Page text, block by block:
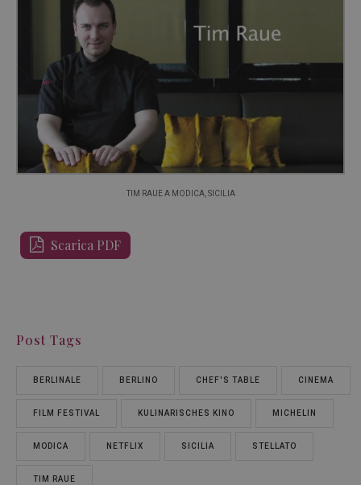
TIM RAUE A MODICA, SICILIA
Scarica PDF
Post Tags
BERLINALE BERLINO CHEF'S TABLE CINEMA
FILM FESTIVAL KULINARISCHES KINO MICHELIN
MODICA NETFLIX SICILIA STELLATO
TIM RAUE